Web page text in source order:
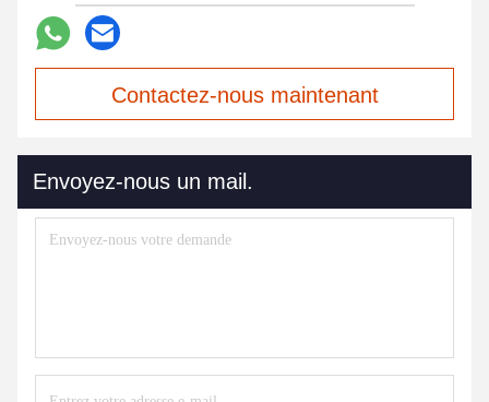
Contactez-nous maintenant
Envoyez-nous un mail.